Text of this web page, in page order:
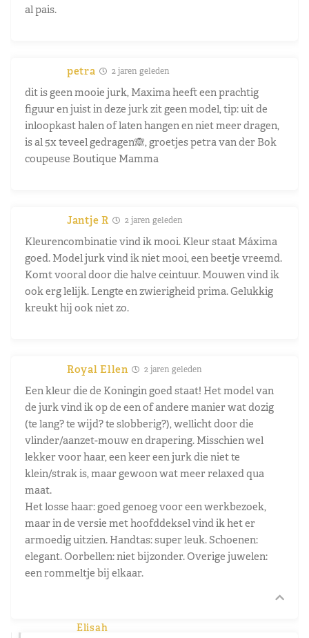
al pais.
petra 2 jaren geleden
dit is geen mooie jurk, Maxima heeft een prachtig
figuur en juist in deze jurk zit geen model, tip: uit de
inloopkast halen of laten hangen en niet meer dragen,
is al 5x teveel gedragen🙈, groetjes petra van der Bok
coupeuse Boutique Mamma
Jantje R 2 jaren geleden
Kleurencombinatie vind ik mooi. Kleur staat Máxima
goed. Model jurk vind ik niet mooi, een beetje vreemd.
Komt vooral door die halve ceintuur. Mouwen vind ik
ook erg lelijk. Lengte en zwierigheid prima. Gelukkig
kreukt hij ook niet zo.
Royal Ellen 2 jaren geleden
Een kleur die de Koningin goed staat! Het model van
de jurk vind ik op de een of andere manier wat dozig
(te lang? te wijd? te slobberig?), wellicht door die
vlinder/aanzet-mouw en drapering. Misschien wel
lekker voor haar, een keer een jurk die niet te
klein/strak is, maar gewoon wat meer relaxed qua
maat.
Het losse haar: goed genoeg voor een werkbezoek,
maar in de versie met hoofddeksel vind ik het er
armoedig uitzien. Handtas: super leuk. Schoenen:
elegant. Oorbellen: niet bijzonder. Overige juwelen:
een rommeltje bij elkaar.
Elisah